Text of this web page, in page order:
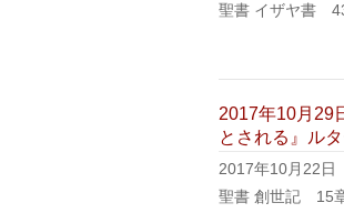
聖書 イザヤ書
2017年10月29
とされる』ル
2017年10月22日
聖書 創世記 15